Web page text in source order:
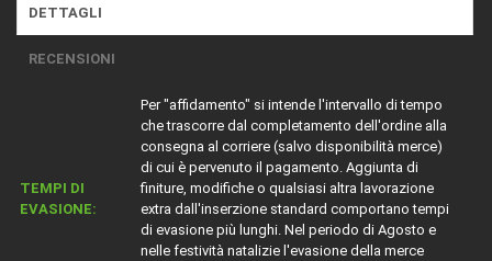
DETTAGLI
RECENSIONI
TEMPI DI
EVASIONE:
Per "affidamento" si intende l'intervallo di tempo
che trascorre dal completamento dell'ordine alla
consegna al corriere (salvo disponibilità merce)
di cui è pervenuto il pagamento. Aggiunta di
finiture, modifiche o qualsiasi altra lavorazione
extra dall'inserzione standard comportano tempi
di evasione più lunghi. Nel periodo di Agosto e
nelle festività natalizie l'evasione della merce